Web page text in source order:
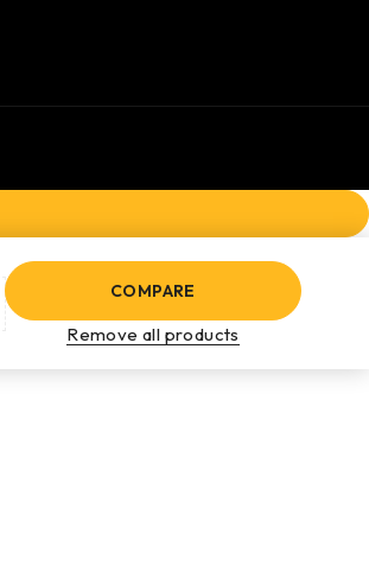
COMPARE
Remove all products